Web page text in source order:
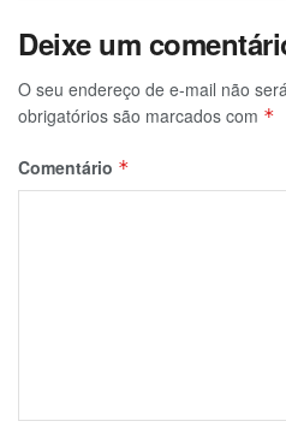
Deixe um
O seu endereço de e-mail não
obrigatórios são marcados com *
Comentário *